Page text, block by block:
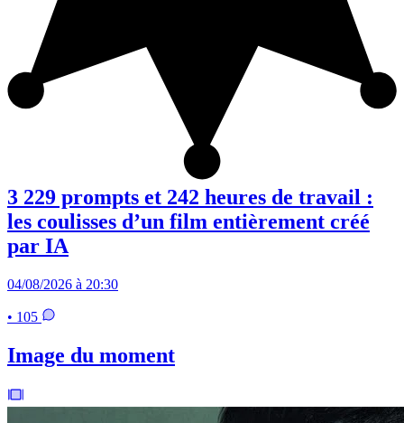
3 229 prompts et 242 heures de travail :
les coulisses d’un film entièrement créé
par IA
04/08/2026 à 20:30
• 105
Image du moment